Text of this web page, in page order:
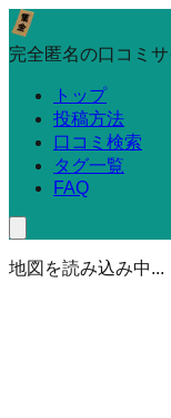
完全匿名の口コミサ
トップ
投稿方法
口コミ検索
タグ一覧
FAQ
地図を読み込み中...